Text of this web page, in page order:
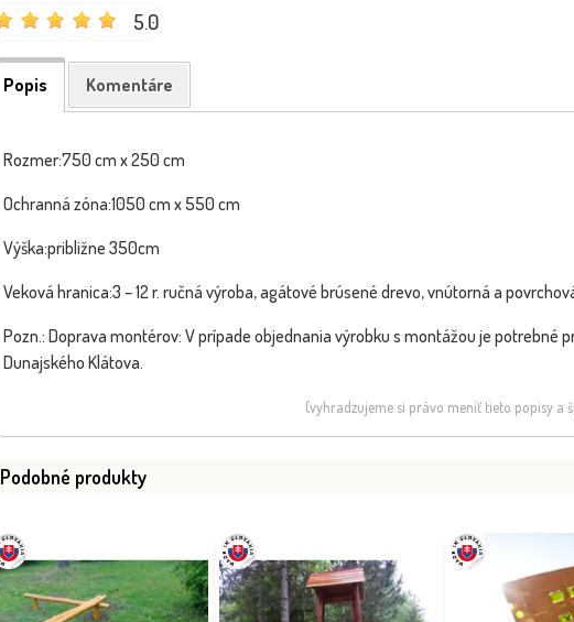
5.0
Popis Komentáre
Rozmer:750 cm x 250 cm
Ochranná zóna:1050 cm x 550 cm
Výška:približne 350cm
Veková hranica:3 – 12 r. ručná výroba, agátové brúsené drevo, vnútorná a
Pozn.: Doprava montérov: V prípade objednania výrobku s montážou je potrebné
Dunajského Klátova.
(vyhradzujeme si právo meniť tieto popisy a
Podobné produkty